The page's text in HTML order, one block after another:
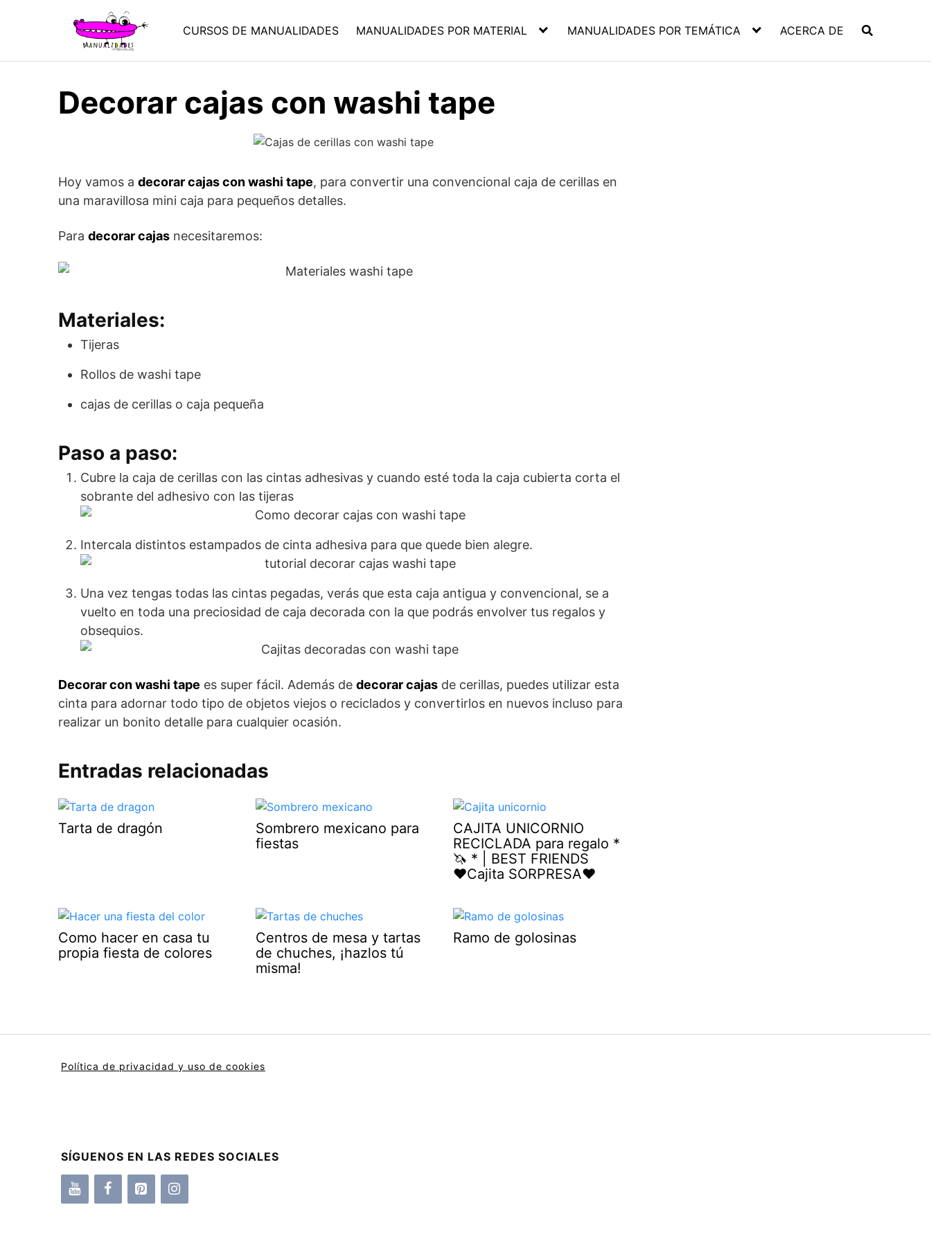
CURSOS DE MANUALIDADES MANUALIDADES POR MATERIAL MANUALIDADES POR TEMÁTICA ACERCA DE
Decorar cajas con washi tape
Hoy vamos a decorar cajas con washi tape, para convertir una convencional caja de cerillas en
una maravillosa mini caja para pequeños detalles.
Para decorar cajas necesitaremos:
Materiales:
Tijeras
Rollos de washi tape
cajas de cerillas o caja pequeña
Paso a paso:
Cubre la caja de cerillas con las cintas adhesivas y cuando esté toda la caja cubierta corta el
sobrante del adhesivo con las tijeras
Intercala distintos estampados de cinta adhesiva para que quede bien alegre.
Una vez tengas todas las cintas pegadas, verás que esta caja antigua y convencional, se a
vuelto en toda una preciosidad de caja decorada con la que podrás envolver tus regalos y
obsequios.
Decorar con washi tape es super fácil. Además de decorar cajas de cerillas, puedes utilizar esta
cinta para adornar todo tipo de objetos viejos o reciclados y convertirlos en nuevos incluso para
realizar un bonito detalle para cualquier ocasión.
Entradas relacionadas
Tarta de dragón
Sombrero mexicano para
fiestas
CAJITA UNICORNIO
RECICLADA para regalo *
🦄 * | BEST FRIENDS
♥Cajita SORPRESA♥
Como hacer en casa tu
propia fiesta de colores
Centros de mesa y tartas
de chuches, ¡hazlos tú
misma!
Ramo de golosinas
Política de privacidad y uso de cookies
SÍGUENOS EN LAS REDES SOCIALES